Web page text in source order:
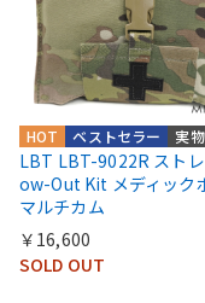
実物
ベストセラー
HOT
LBT LBT-9022R スト
ow-Out Kit メディック
マルチカム
￥16,600
SOLD OUT